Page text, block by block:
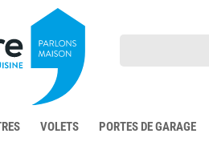
VOLETS PORTES DE GARAGE